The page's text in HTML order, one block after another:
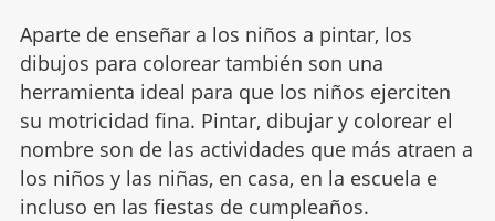
Aparte de enseñar a los niños a pintar, los
dibujos para colorear también son una
herramienta ideal para que los niños ejerciten
su motricidad fina. Pintar, dibujar y colorear el
nombre son de las actividades que más atraen a
los niños y las niñas, en casa, en la escuela e
incluso en las fiestas de cumpleaños.